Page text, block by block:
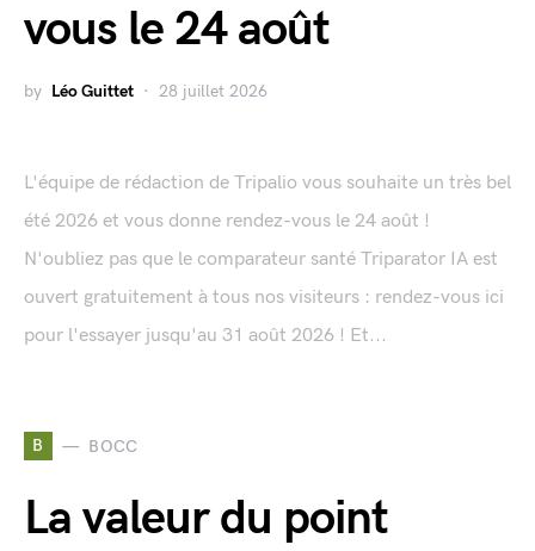
vous le 24 août
by Léo Guittet 28 juillet 2026
L'équipe de rédaction de Tripalio vous souhaite un très bel
été 2026 et vous donne rendez-vous le 24 août !
N'oubliez pas que le comparateur santé Triparator IA est
ouvert gratuitement à tous nos visiteurs : rendez-vous ici
pour l'essayer jusqu'au 31 août 2026 ! Et...
B BOCC
La valeur du point